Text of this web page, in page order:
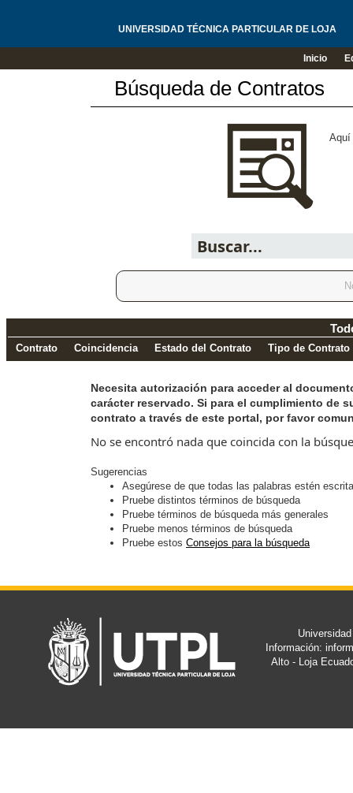
UNIVERSIDAD TÉCNICA PARTICULAR DE LOJA
Inicio
Búsqueda de Contratos
Aquí
Contrato Coincidencia Estado del Contrato Tipo de Contrato
Necesita autorización para acceder al
carácter reservado. Si para el cumplimiento de
contrato a través de este portal, por favor
No se encontró nada que coincida con la
Sugerencias
Asegúrese de que todas las palabras estén
Pruebe distintos términos de búsqueda
Pruebe términos de búsqueda más generales
Pruebe menos términos de búsqueda
Pruebe estos Consejos para la búsqueda
Información:
Alto - Loja